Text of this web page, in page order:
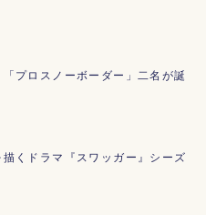
プロスノーボーダー」二名が誕
くドラマ『スワッガー』シーズ